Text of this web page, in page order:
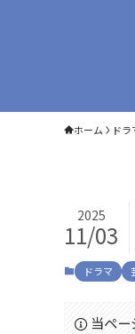
ホーム ドラ
2025
11/03
ドラマ
当ペー